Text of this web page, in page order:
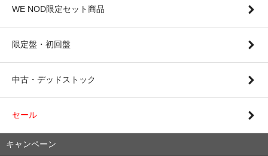
WE NOD限定セット商品
限定盤・初回盤
中古・デッドストック
セール
キャンペーン